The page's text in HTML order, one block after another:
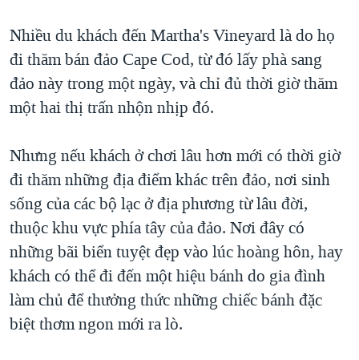
Nhiều du khách đến Martha's Vineyard là do họ
đi thăm bán đảo Cape Cod, từ đó lấy phà sang
đảo này trong một ngày, và chỉ đủ thời giờ thăm
một hai thị trấn nhộn nhịp đó.
Nhưng nếu khách ở chơi lâu hơn mới có thời giờ
đi thăm những địa điểm khác trên đảo, nơi sinh
sống của các bộ lạc ở địa phương từ lâu đời,
thuộc khu vực phía tây của đảo. Nơi đây có
những bãi biển tuyệt đẹp vào lúc hoàng hôn, hay
khách có thể đi đến một hiệu bánh do gia đình
làm chủ để thưởng thức những chiếc bánh đặc
biệt thơm ngon mới ra lò.